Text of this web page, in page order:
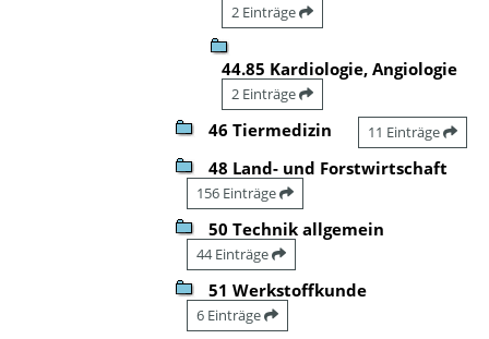
2 Einträge
44.85 Kardiologie, Angiologie
2 Einträge
46 Tiermedizin 11 Einträge
48 Land- und Forstwirtschaft
156 Einträge
50 Technik allgemein
44 Einträge
51 Werkstoffkunde
6 Einträge